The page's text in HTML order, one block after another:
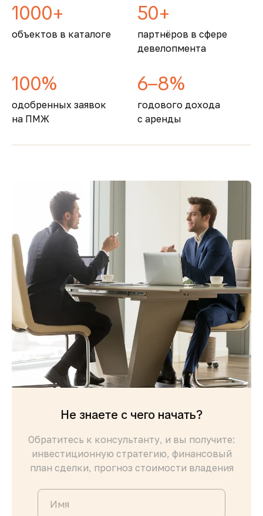
1000+
объектов в каталоге
50+
партнёров в сфере
девелопмента
100%
одобренных заявок
на ПМЖ
6–8%
годового дохода
с аренды
Не знаете с чего начать?
Обратитесь к консультанту, и вы получите:
инвестиционную стратегию, финансовый
план сделки, прогноз стоимости владения